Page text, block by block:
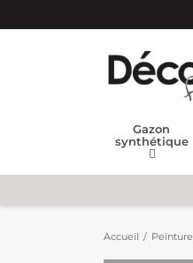
Gazon
synthétique
Accueil Peinture